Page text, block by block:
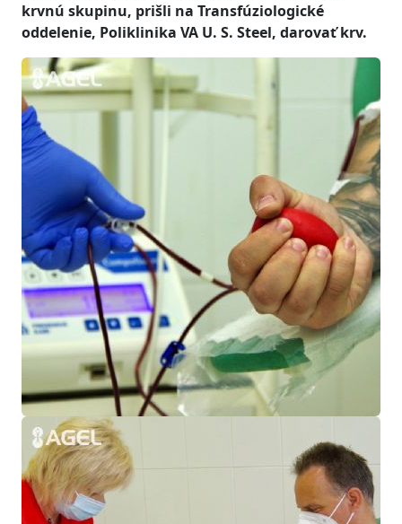
krvnú skupinu, prišli na Transfúziologické
oddelenie, Poliklinika VA U. S. Steel, darovať krv.